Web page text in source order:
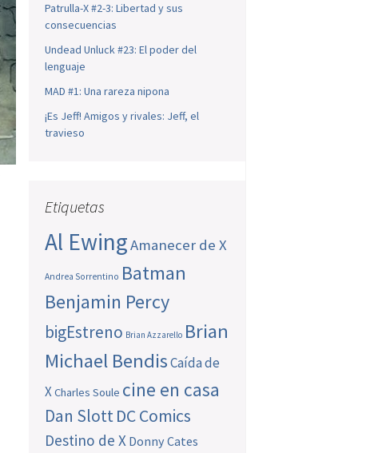
Patrulla-X #2-3: Libertad y sus
consecuencias
Undead Unluck #23: El poder del
lenguaje
MAD #1: Una rareza nipona
¡Es Jeff! Amigos y rivales: Jeff, el
travieso
Etiquetas
Al EwingAmanecer de X
Andrea Sorrentino Batman
Benjamin Percy
bigEstreno Brian Azzarello Brian
Michael BendisCaída de
XCharles Soule cine en casa
Dan SlottDC Comics
Destino de X Donny Cates